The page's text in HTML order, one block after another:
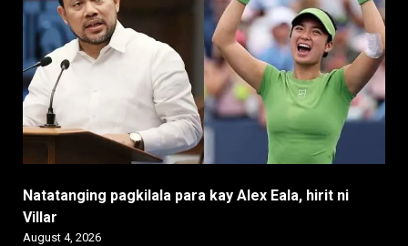
Natatanging pagkilala para kay Alex Eala, hirit ni
Villar
August 4, 2026